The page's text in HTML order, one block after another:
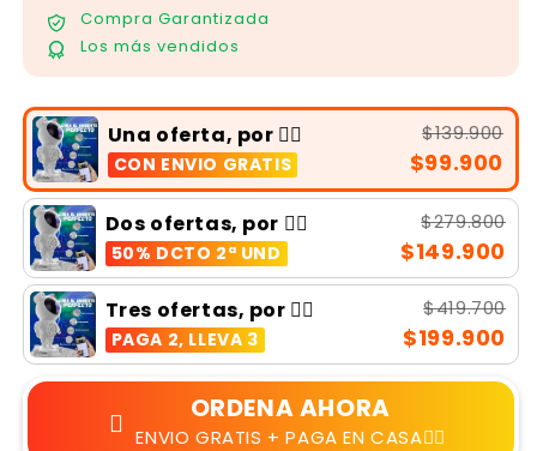
Compra Garantizada
Los más vendidos
Una oferta, por 👉🏻
CON ENVIO GRATIS
$139.900
$99.900
Dos ofertas, por 👉🏻
50% DCTO 2ª UND
$279.800
$149.900
Tres ofertas, por 👉🏻
PAGA 2, LLEVA 3
$419.700
$199.900
ORDENA AHORA
ENVIO GRATIS + PAGA EN CASA👆🏻